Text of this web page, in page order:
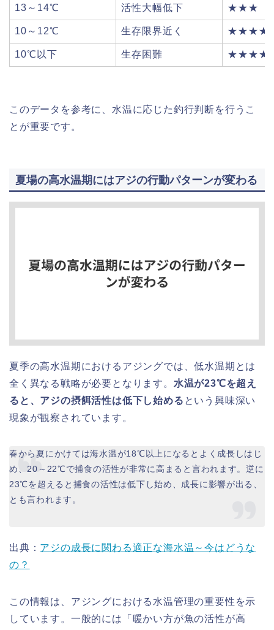
13～14℃ 活性大幅低下 ★★★
10～12℃ 生存限界近く ★★★★
10℃以下 生存困難
このデータを参考に、水温に応じた釣行判断を行うこ
とが重要です。
夏場の高水温期にはアジの行動パターンが変わる
夏季の高水温期におけるアジングでは、低水温期とは
全く異なる戦略が必要となります。 水温が23℃を超え
ると、アジの摂餌活性は低下し始める という興味深い
現象が観察されています。
春から夏にかけては海水温が18℃以上になるとよく成長しはじ
め、20～22℃で捕食の活性が非常に高まると言われます。逆に
23℃を超えると捕食の活性は低下し始め、成長に影響が出る、
とも言われます。
出典： アジの成長に関わる適正な海水温～今はどうな
の？
この情報は、アジングにおける水温管理の重要性を示
しています。一般的には「暖かい方が魚の活性が高